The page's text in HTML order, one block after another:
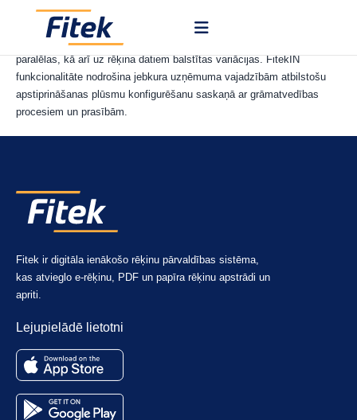
Apstiprināšanas darbplūsmas ir balstītas uz lietotāju lomām un ir
individuāli pielāgojamas, ļaujot izmantot visdažādāko secību,
paralēlas, kā arī uz rēķina datiem balstītas variācijas. FitekIN
funkcionalitāte nodrošina jebkura uzņēmuma vajadzībām atbilstošu
apstiprināšanas plūsmu konfigurēšanu saskaņā ar grāmatvedības
procesiem un prasībām.
Fitek ir digitāla ienākošo rēķinu pārvaldības sistēma,
kas atvieglo e-rēķinu, PDF un papīra rēķinu apstrādi un
apriti.
Lejupielādē lietotni